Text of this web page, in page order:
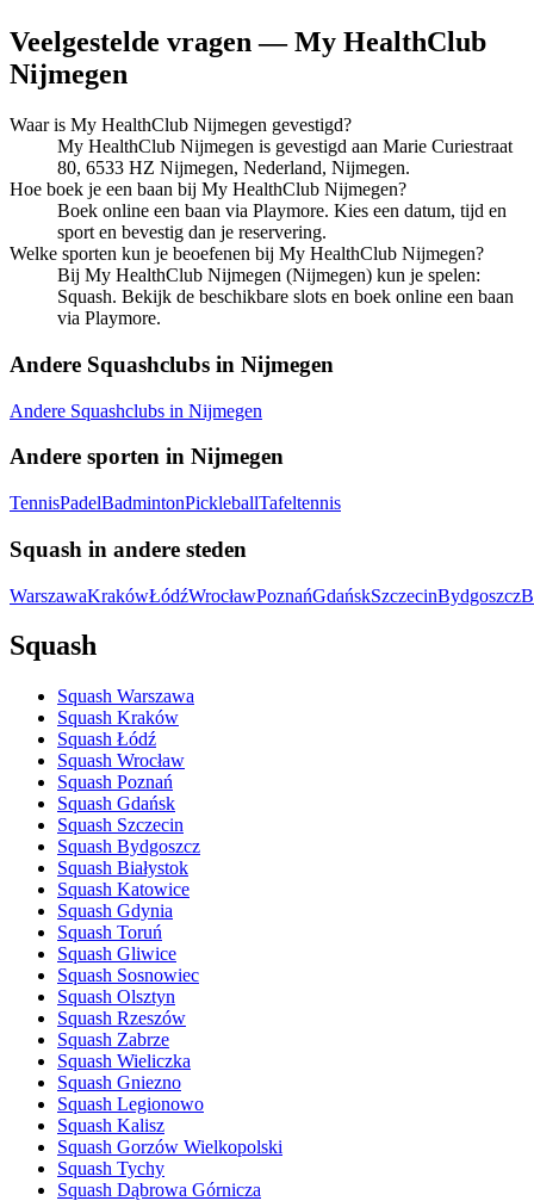
Veelgestelde vragen — My HealthClub
Nijmegen
Waar is My HealthClub Nijmegen gevestigd?
My HealthClub Nijmegen is gevestigd aan Marie Curiestraat
80, 6533 HZ Nijmegen, Nederland, Nijmegen.
Hoe boek je een baan bij My HealthClub Nijmegen?
Boek online een baan via Playmore. Kies een datum, tijd en
sport en bevestig dan je reservering.
Welke sporten kun je beoefenen bij My HealthClub Nijmegen?
Bij My HealthClub Nijmegen (Nijmegen) kun je spelen:
Squash. Bekijk de beschikbare slots en boek online een baan
via Playmore.
Andere Squashclubs in Nijmegen
Andere Squashclubs in Nijmegen
Andere sporten in Nijmegen
TennisPadelBadmintonPickleballTafeltennis
Squash in andere steden
WarszawaKrakówŁódźWrocławPoznańGdańskSzczecinBydgoszcz
Squash
Squash Warszawa
Squash Kraków
Squash Łódź
Squash Wrocław
Squash Poznań
Squash Gdańsk
Squash Szczecin
Squash Bydgoszcz
Squash Białystok
Squash Katowice
Squash Gdynia
Squash Toruń
Squash Gliwice
Squash Sosnowiec
Squash Olsztyn
Squash Rzeszów
Squash Zabrze
Squash Wieliczka
Squash Gniezno
Squash Legionowo
Squash Kalisz
Squash Gorzów Wielkopolski
Squash Tychy
Squash Dąbrowa Górnicza